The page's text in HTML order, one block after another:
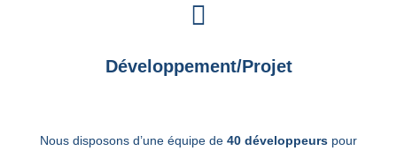
Développement/Projet
Nous disposons d’une équipe de 40 développeurs pour